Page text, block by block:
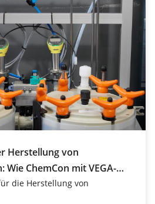
Herstellung von
ChemCon mit VEGA-
erreicht
die Herstellung von